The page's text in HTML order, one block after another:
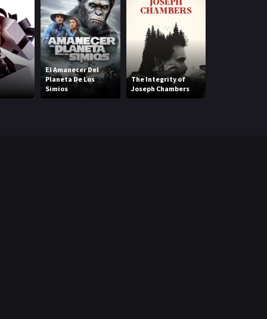
El Amanecer Del
Planeta De Los
Simios
The Integrity of
Joseph Chambers